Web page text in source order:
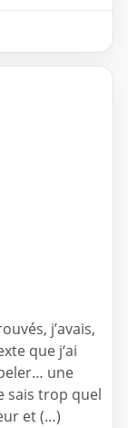
j’avais,
que j‘ai
une
sais trop quel
et (…)